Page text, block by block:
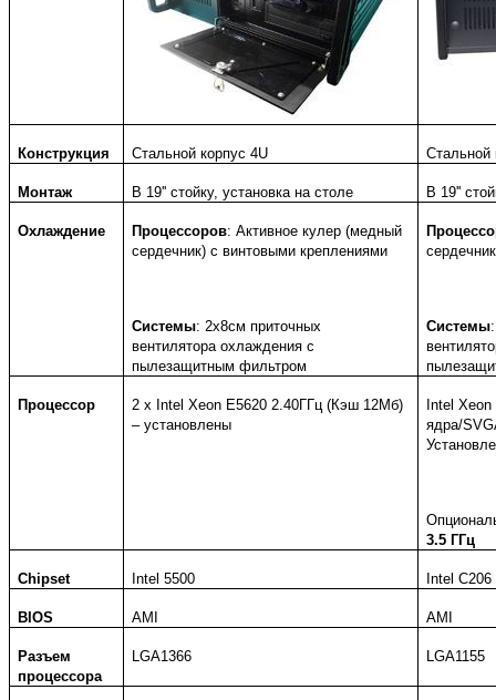
Конструкция Стальной корпус 4U Стальной
Монтаж В 19'' стойку, установка на столе В 19''
Охлаждение Процессоров: Активное кулер (медный
сердечник) с винтовыми креплениями
Системы: 2x8см приточных
вентилятора охлаждения c
пылезащитным фильтром
Системы
Процессор
2 x Intel Xeon E5620 2.40ГГц (Кэш 12Мб)
– установлены
Intel
ядра/
3.5 ГГц
Chipset Intel 5500 Intel
BIOS AMI AMI
Разъем
процессора
LGA1366 LGA1155